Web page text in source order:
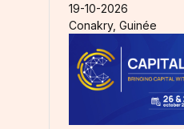
19-10-2026
Conakry, Guinée